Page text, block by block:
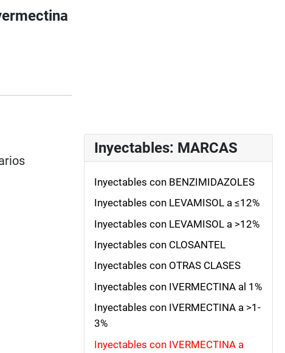
Inyectables: MARCAS
Inyectables con BENZIMIDAZOLES
Inyectables con LEVAMISOL a ≤12%
Inyectables con LEVAMISOL a >12%
Inyectables con CLOSANTEL
Inyectables con OTRAS CLASES
Inyectables con IVERMECTINA al 1%
Inyectables con IVERMECTINA a >1-
3%
Inyectables con IVERMECTINA a